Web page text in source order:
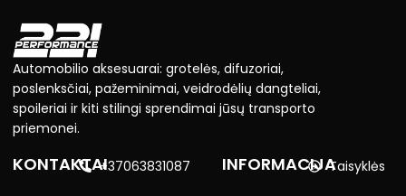
Automobilio aksesuarai: grotelės, difuzoriai,
poslenksčiai, pažeminimai, veidrodėlių dangteliai,
spoileriai ir kiti stilingi sprendimai jūsų transporto
priemonei.
KONTAKTAI+37063831087 INFORMACIJATaisyklės